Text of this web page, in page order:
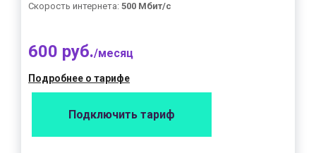
Скорость интернета: 500 Мбит/с
600 руб./месяц
Подробнее о тарифе
Подключить тариф